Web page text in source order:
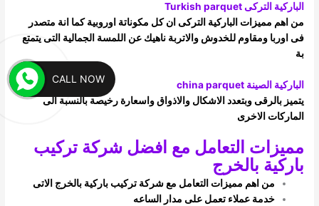
الباركية التركى Turkish parquet
من اهم مميزات الباركية التركى ان كل مكوناتة اوروبية كما انة متصدر
فى اوربا ومقاوم للخدوش والاتربة ناهيك عن اللمسة الجمالية التى يتمتع
بة
الباركية الصينة china parquet
يتميز بالرقى وبتعدد الاشكال والاذواق واسعارة رخيصة بالنسبة الى
الماركات الاخرى
مميزات التعامل مع افضل شركة تركيب
باركية بالخرج
من اهم مميزات التعامل مع شركة تركيب باركية بالخرج الاتى
خدمة عملاء تعمل على مدار الساعه
CALL NOW